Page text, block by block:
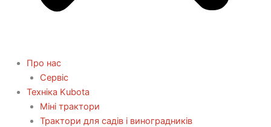
Про нас
Сервіс
Технiка Kubota
Міні трактори
Трактори для садів і виноградників